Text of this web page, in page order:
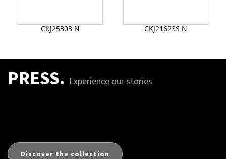
CKJ25303 N CKJ21623S N
PRESS. Experience our stories
Discover the collection